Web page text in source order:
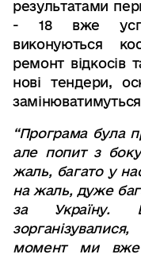
результатами
- 18 вже
виконуються
ремонт відкосів
нові тендери,
замінюватимуться
“Програма була
але попит з
жаль,багато у
на жаль,дуже
за Україну.
зорганізувалися,і
момент ми вже